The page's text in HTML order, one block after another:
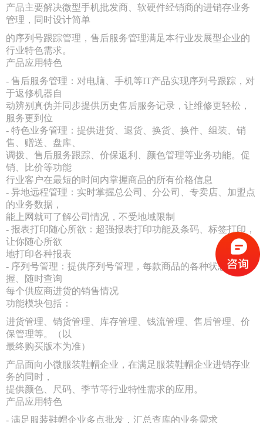
产品主要解决微型手机批发商、软硬件经销商的进销存业务
管理，同时设计简单
的序列号跟踪管理，售后服务管理满足本行业发展型企业的
行业特色需求。
产品应用特色
- 售后服务管理：对电脑、手机等IT产品实现序列号跟踪，对
于返修机器自
动辨别真伪并同步提供历史售后服务记录，让维修更轻松，
服务更到位
- 特色业务管理：提供进货、退货、换货、换件、组装、销
售、赠送、盘库、
调拨、售后服务跟踪、价保返利、颜色管理等业务功能。促
销、比价等功能
行业客户在最短的时间内掌握商品的所有价格信息
- 异地远程管理：实时掌握总公司、分公司、专卖店、加盟点
的业务数据，
能上网就可了解公司情况，不受地域限制
- 报表打印随心所欲：超强报表打印功能及条码、标签打印，
让你随心所欲
地打印各种报表
- 序列号管理：提供序列号管理，每款商品的各种状态尽在掌
握、随时查询
每个供应商进货的销售情况
功能模块包括：
进货管理、销货管理、库存管理、钱流管理、售后管理、价
保管理等。（以
最终购买版本为准）
产品面向小微服装鞋帽企业，在满足服装鞋帽企业进销存业
务的同时，
提供颜色、尺码、季节等行业特性需求的应用。
产品应用特色
- 满足服装鞋帽企业多点批发，汇总查库的业务需求